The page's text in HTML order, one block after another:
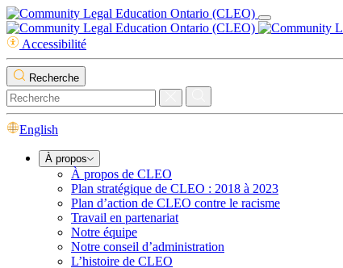
Accessibilité
Recherche
English
À propos
À propos de CLEO
Plan stratégique de CLEO : 2018 à 2023
Plan d’action de CLEO contre le racisme
Travail en partenariat
Notre équipe
Notre conseil d’administration
L’histoire de CLEO